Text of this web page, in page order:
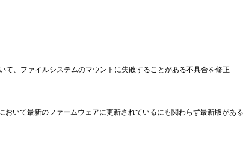
て、ファイルシステムのマウントに失敗することがある不具合を修正
おいて最新のファームウェアに更新されているにも関わらず最新版がある